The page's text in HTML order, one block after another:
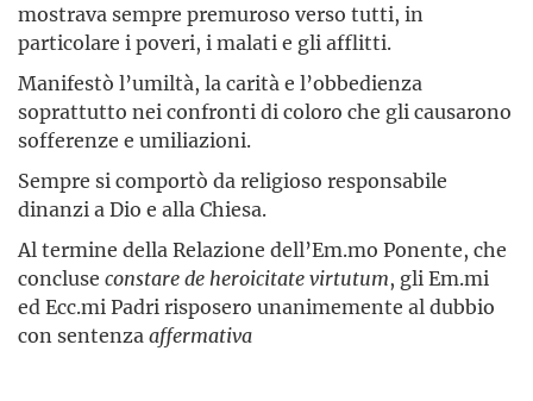
mostrava sempre premuroso verso tutti, in
particolare i poveri, i malati e gli afflitti.
Manifestò l’umiltà, la carità e l’obbedienza
soprattutto nei confronti di coloro che gli causarono
sofferenze e umiliazioni.
Sempre si comportò da religioso responsabile
dinanzi a Dio e alla Chiesa.
Al termine della Relazione dell’Em.mo Ponente, che
concluse constare de heroicitate virtutum, gli Em.mi
ed Ecc.mi Padri risposero unanimemente al dubbio
con sentenzaaffermativa